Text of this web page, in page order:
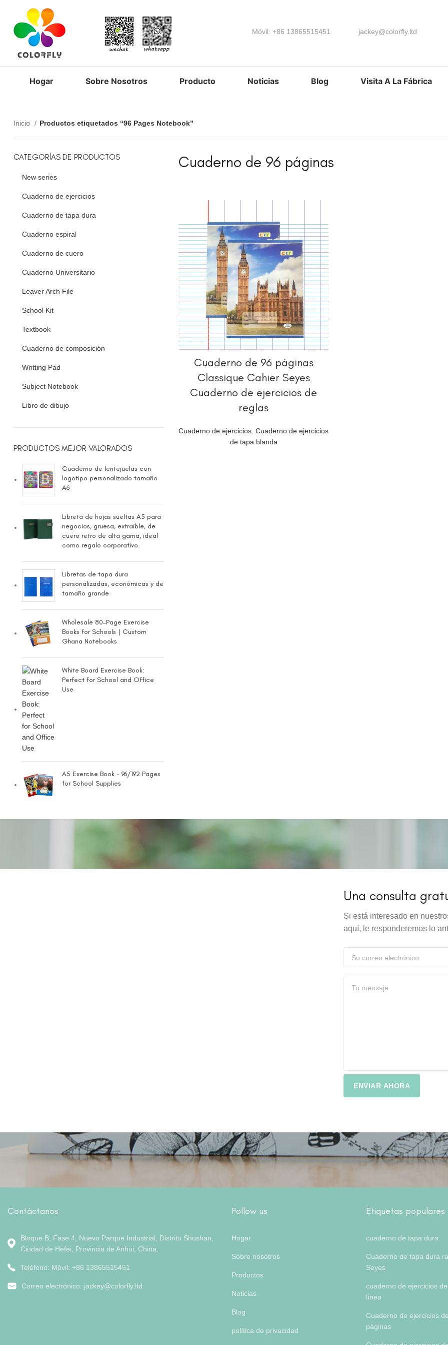
Móvil: +86 13865515451 jackey@colorfly.ltd
Hogar Sobre Nosotros Producto Noticias Blog Visita A La Fábrica
Inicio Productos etiquetados “96 Pages Notebook”
CATEGORÍAS DE PRODUCTOS
New series
Cuaderno de ejercicios
Cuaderno de tapa dura
Cuaderno espiral
Cuaderno de cuero
Cuaderno Universitario
Leaver Arch File
School Kit
Textbook
Cuaderno de composición
Writting Pad
Subject Notebook
Libro de dibujo
PRODUCTOS MEJOR VALORADOS
Cuaderno de lentejuelas con
logotipo personalizado tamaño
A6
Libreta de hojas sueltas A5 para
negocios, gruesa, extraíble, de
cuero retro de alta gama, ideal
como regalo corporativo.
Libretas de tapa dura
personalizadas, económicas y de
tamaño grande
Wholesale 80-Page Exercise
Books for Schools | Custom
Ghana Notebooks
White Board Exercise Book:
Perfect for School and Office
Use
A5 Exercise Book - 96/192 Pages
for School Supplies
Cuaderno de 96 páginas
Cuaderno de 96 páginas
Classique Cahier Seyes
Cuaderno de ejercicios de
reglas
Cuaderno de ejercicios Cuaderno de ejercicios
de tapa blanda
Una consulta
Si está interesado en
aquí, le responderemos lo
Contáctanos
Bloque B, Fase 4, Nuevo Parque Industrial, Distrito Shushan,
Ciudad de Hefei, Provincia de Anhui, China.
Teléfono: Móvil: +86 13865515451
Correo electrónico: jackey@colorfly.ltd
Follow us
Hogar
Sobre nosotros
Productos
Noticias
Blog
política de privacidad
Etiquetas populares
cuaderno de tapa dura
Cuaderno de tapa dura
Seyes
cuaderno de ejercicios
línea
Cuaderno de ejercicios
páginas